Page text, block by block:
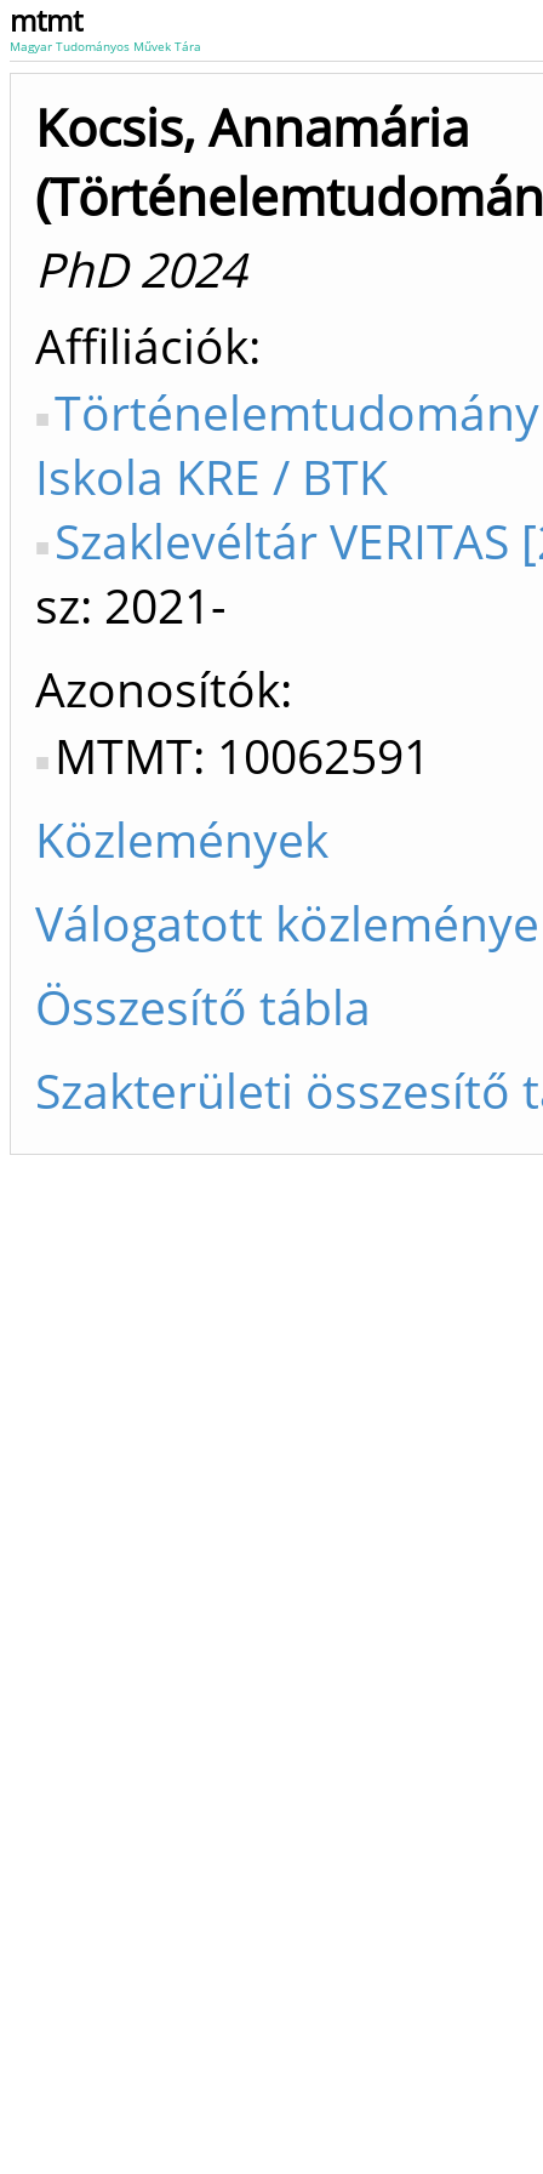
mtmt
Magyar Tudományos Művek Tára
Kocsis, Annamária
PhD 2024
Affiliációk
Iskola KRE / BTK
Szaklevéltár VERITAS
sz: 2021-
Azonosítók
MTMT: 10062591
Közlemények
Válogatott
Összesítő tábla
Szakterületi összesítő